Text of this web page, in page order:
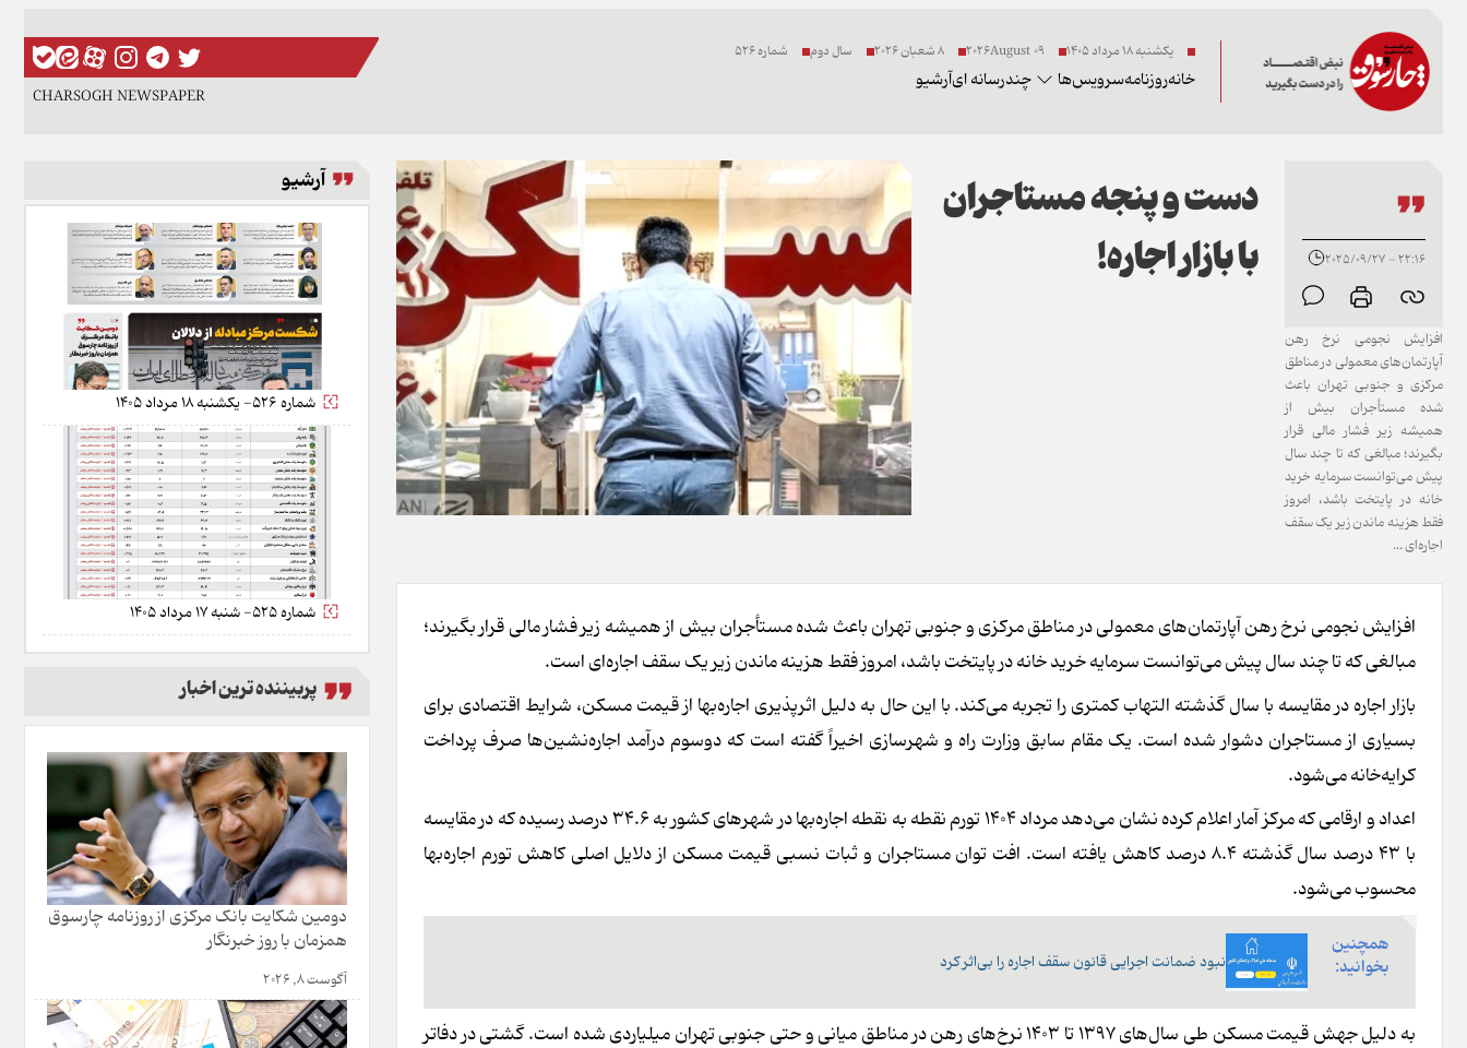
یکشنبه ۱۸ مرداد ۱۴۰۵ 09 2026August 8 شعبان 2026 سال دوم شماره 526
خانهروزنامهسرویس‌ها چندرسانه ایآرشیو
CHARSOGH NEWSPAPER
22:16 - 2025/09/27
افزایش نجومی نرخ رهن
آپارتمان‌های معمولی در مناطق
مرکزی و جنوبی تهران باعث
شده مستأجران بیش از
همیشه زیر فشار مالی قرار
بگیرند؛ مبالغی که تا چند سال
پیش می‌توانست سرمایه خرید
خانه در پایتخت باشد، امروز
فقط هزینه ماندن زیر یک سقف
اجاره‌ای ...
دست و پنجه مستاجران
با بازار اجاره!
افزایش نجومی نرخ رهن آپارتمان‌های معمولی در مناطق مرکزی و جنوبی تهران باعث شده مستأجران بیش از همیشه زیر فشار مالی قرار بگیرند؛
مبالغی که تا چند سال پیش می‌توانست سرمایه خرید خانه در پایتخت باشد، امروز فقط هزینه ماندن زیر یک سقف اجاره‌ای است.
بازار اجاره در مقایسه با سال گذشته التهاب کمتری را تجربه می‌کند. با این حال به دلیل اثرپذیری اجاره‌بها از قیمت مسکن، شرایط اقتصادی برای
بسیاری از مستاجران دشوار شده است. یک مقام سابق وزارت راه و شهرسازی اخیراً گفته است که دوسوم درآمد اجاره‌نشین‌ها صرف پرداخت
کرایه‌خانه می‌شود.
اعداد و ارقامی که مرکز آمار اعلام کرده نشان می‌دهد مرداد ۱۴۰۴ تورم نقطه به نقطه اجاره‌بها در شهرهای کشور به ۳۴.۶ درصد رسیده که در مقایسه
با ۴۳ درصد سال گذشته ۸.۴ درصد کاهش یافته است. افت توان مستاجران و ثبات نسبی قیمت مسکن از دلایل اصلی کاهش تورم اجاره‌بها
محسوب می‌شود.
همچنین
بخوانید:
نبود ضمانت اجرایی قانون سقف اجاره را بی‌اثر کرد
به دلیل جهش قیمت مسکن طی سال‌های ۱۳۹۷ تا ۱۴۰۳ نرخ‌های رهن در مناطق میانی و حتی جنوبی تهران میلیاردی شده است. گشتی در دفاتر
آرشیو
شماره 526- یکشنبه 18 مرداد 1405
شماره 525- شنبه 17 مرداد 1405
پربیننده ترین اخبار
دومین شکایت بانک مرکزی از روزنامه چارسوق
همزمان با روز خبرنگار
آگوست 8, 2026